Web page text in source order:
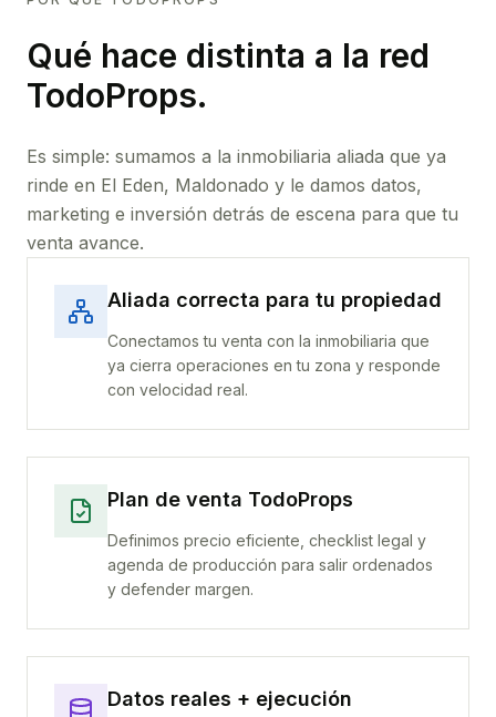
Qué hace distinta a la red
TodoProps.
Es simple: sumamos a la inmobiliaria aliada que ya
rinde en El Eden, Maldonado y le damos datos,
marketing e inversión detrás de escena para que tu
venta avance.
Aliada correcta para tu propiedad
Conectamos tu venta con la inmobiliaria que
ya cierra operaciones en tu zona y responde
con velocidad real.
Plan de venta TodoProps
Definimos precio eficiente, checklist legal y
agenda de producción para salir ordenados
y defender margen.
Datos reales + ejecución